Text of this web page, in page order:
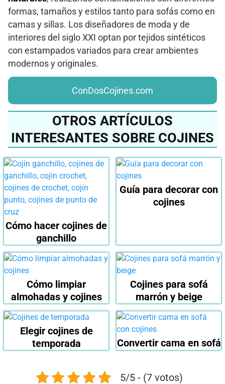
formas, tamaños y estilos tanto para sofás como en
camas y sillas. Los diseñadores de moda y de
interiores del siglo XXI optan por tejidos sintéticos
con estampados variados para crear ambientes
modernos y originales.
ConDosCojines.com
OTROS ARTÍCULOS
INTERESANTES SOBRE COJINES
Cómo hacer cojines de
ganchillo
Guía para decorar con
cojines
Cómo limpiar
almohadas y cojines
Cojines para sofá
marrón y beige
Elegir cojines de
temporada
Convertir cama en sofá
5/5 - (7 votos)